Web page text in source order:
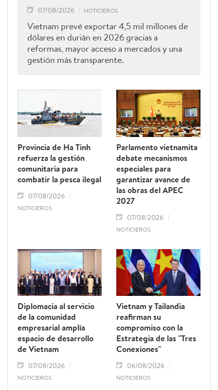
07/08/2026 NOTICIEROS
Vietnam prevé exportar 4,5 mil millones de
dólares en durián en 2026 gracias a
reformas, mayor acceso a mercados y una
gestión más transparente.
Provincia de Ha Tinh
refuerza la gestión
comunitaria para
combatir la pesca ilegal
07/08/2026
NOTICIEROS
Parlamento vietnamita
debate mecanismos
especiales para
garantizar avance de
las obras del APEC
2027
07/08/2026
NOTICIEROS
Diplomacia al servicio
de la comunidad
empresarial amplía
espacio de desarrollo
de Vietnam
07/08/2026
NOTICIEROS
Vietnam y Tailandia
reafirman su
compromiso con la
Estrategia de las "Tres
Conexiones"
06/08/2026
NOTICIEROS